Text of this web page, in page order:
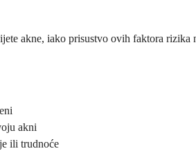
akne, iako prisustvo ovih faktora
akni
ili trudnoće